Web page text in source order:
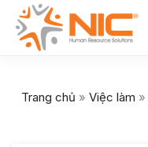
Trang chủ » Việc làm »